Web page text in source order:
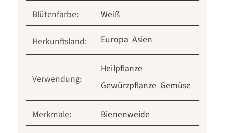
Blütenfarbe:
Weiß
Herkunftsland: Europa Asien
Verwendung:
Heilpflanze
Gewürzpflanze Gemüse
Merkmale:
Bienenweide